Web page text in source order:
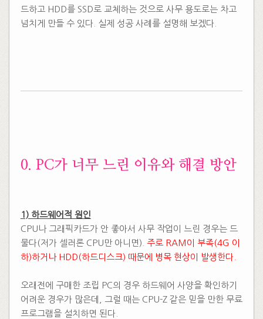
드하고 HDD를 SSD로 교체하는 것으로 사무 용도로는 차고
넘치게 만들 수 있다. 실제 성공 사례를 설명해 보겠다.
​0. PC가 너무 느린 이유와 해결 방안
1) 하드웨어적 원인
CPU나 그래픽카드가 안 좋아서 사무 작업이 느린 경우는 드
물다(저가 셀러론 CPU만 아니면). 주로 RAM이 부족(4G 이
하)하거나 HDD(하드디스크) 때문에 병목 현상이 발생한다.
오래전에 구매한 조립 PC의 경우 하드웨어 사양을 확인하기
어려운 경우가 많은데, 그럴 때는 CPU-Z 같은 믿을 만한 무료
프로그램을 설치하면 된다.